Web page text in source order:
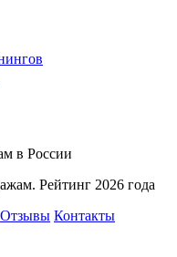
в России
Рейтинг 2026 года
Отзывы Контакты